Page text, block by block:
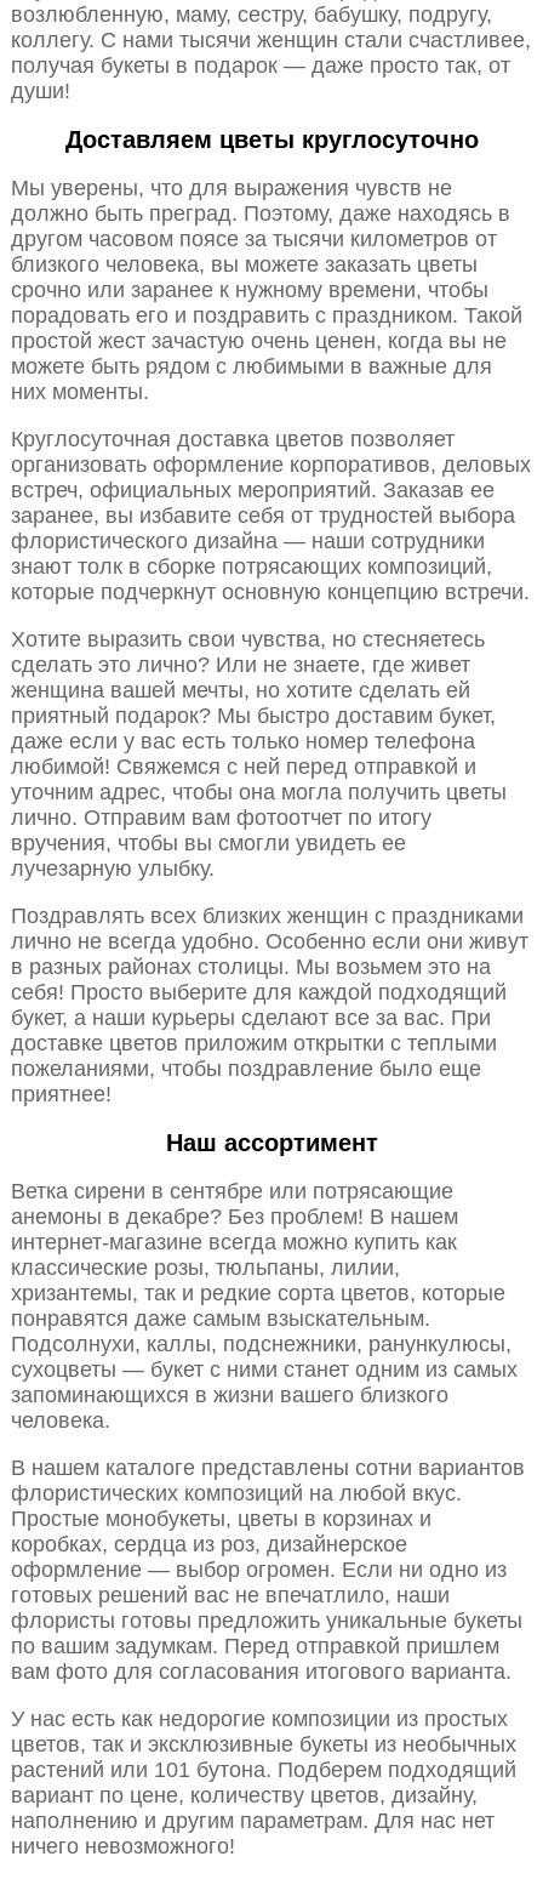
возлюбленную, маму, сестру, бабушку, подругу,
коллегу. С нами тысячи женщин стали счастливее,
получая букеты в подарок — даже просто так, от
души!
Доставляем цветы круглосуточно
Мы уверены, что для выражения чувств не
должно быть преград. Поэтому, даже находясь в
другом часовом поясе за тысячи километров от
близкого человека, вы можете заказать цветы
срочно или заранее к нужному времени, чтобы
порадовать его и поздравить с праздником. Такой
простой жест зачастую очень ценен, когда вы не
можете быть рядом с любимыми в важные для
них моменты.
Круглосуточная доставка цветов позволяет
организовать оформление корпоративов, деловых
встреч, официальных мероприятий. Заказав ее
заранее, вы избавите себя от трудностей выбора
флористического дизайна — наши сотрудники
знают толк в сборке потрясающих композиций,
которые подчеркнут основную концепцию встречи.
Хотите выразить свои чувства, но стесняетесь
сделать это лично? Или не знаете, где живет
женщина вашей мечты, но хотите сделать ей
приятный подарок? Мы быстро доставим букет,
даже если у вас есть только номер телефона
любимой! Свяжемся с ней перед отправкой и
уточним адрес, чтобы она могла получить цветы
лично. Отправим вам фотоотчет по итогу
вручения, чтобы вы смогли увидеть ее
лучезарную улыбку.
Поздравлять всех близких женщин с праздниками
лично не всегда удобно. Особенно если они живут
в разных районах столицы. Мы возьмем это на
себя! Просто выберите для каждой подходящий
букет, а наши курьеры сделают все за вас. При
доставке цветов приложим открытки с теплыми
пожеланиями, чтобы поздравление было еще
приятнее!
Наш ассортимент
Ветка сирени в сентябре или потрясающие
анемоны в декабре? Без проблем! В нашем
интернет-магазине всегда можно купить как
классические розы, тюльпаны, лилии,
хризантемы, так и редкие сорта цветов, которые
понравятся даже самым взыскательным.
Подсолнухи, каллы, подснежники, ранункулюсы,
сухоцветы — букет с ними станет одним из самых
запоминающихся в жизни вашего близкого
человека.
В нашем каталоге представлены сотни вариантов
флористических композиций на любой вкус.
Простые монобукеты, цветы в корзинах и
коробках, сердца из роз, дизайнерское
оформление — выбор огромен. Если ни одно из
готовых решений вас не впечатлило, наши
флористы готовы предложить уникальные букеты
по вашим задумкам. Перед отправкой пришлем
вам фото для согласования итогового варианта.
У нас есть как недорогие композиции из простых
цветов, так и эксклюзивные букеты из необычных
растений или 101 бутона. Подберем подходящий
вариант по цене, количеству цветов, дизайну,
наполнению и другим параметрам. Для нас нет
ничего невозможного!